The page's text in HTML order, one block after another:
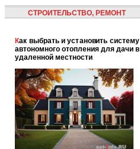
СТРОИТЕЛЬСТВО, РЕМОНТ
Как выбрать и установить систему
автономного отопления для дачи в
удаленной местности